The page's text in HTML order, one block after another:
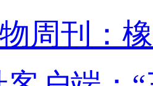
周刊：